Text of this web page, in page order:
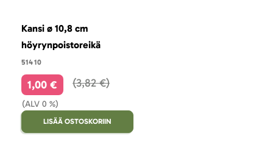
Kansi ø 10,8 cm
höyrynpoistoreikä
51410
(ALV 0 %)
1,00 € 3,82 €
LISÄÄ OSTOSKORIIN